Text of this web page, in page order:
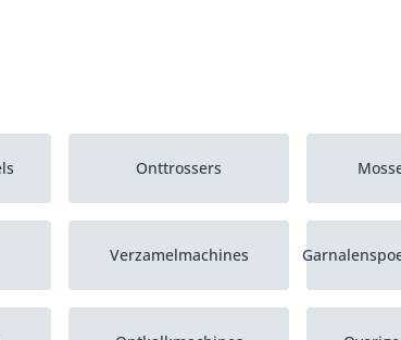
Onttrossers
Verzamelmachines